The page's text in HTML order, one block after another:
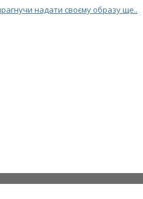
надати своєму образу ще..